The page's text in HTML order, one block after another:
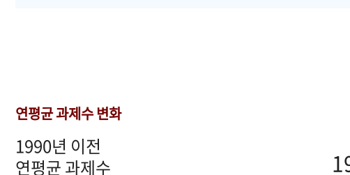
연평균 과제수 변화
1990년 이전
연평균 과제수